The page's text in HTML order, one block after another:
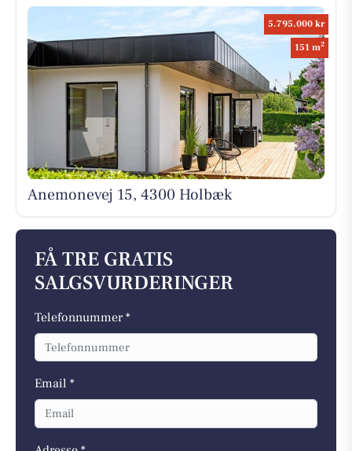
5.795.000 kr
151 m2
Anemonevej 15, 4300 Holbæk
FÅ TRE GRATIS
SALGSVURDERINGER
Telefonnummer *
Email *